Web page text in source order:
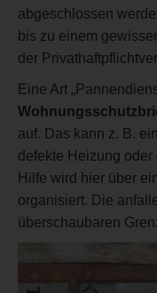
abgeschlossen
bis zu einem
der
Eine Art
auf. Das kann z. B.
defekte Heizung
Hilfe wird hier über
organisiert. Die
überschaubaren